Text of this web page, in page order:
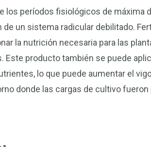
los períodos fisiológicos de máxima
un sistema radicular debilitado.
la nutrición necesaria para las
Este producto también se puede
lo que puede aumentar el
donde las cargas de cultivo fueron